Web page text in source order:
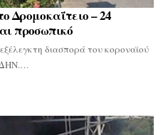
Δρομοκαΐτειο – 24
προσωπικό
διασπορά του κοροναϊού